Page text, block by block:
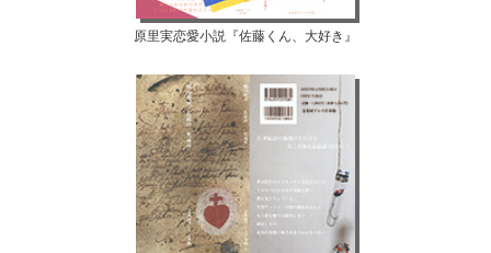
原里実恋愛小説『佐藤くん、大好き』